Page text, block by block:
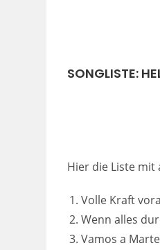
SONGLISTE:
Hier die Liste mit
Volle Kraft
Wenn alles
Vamos a